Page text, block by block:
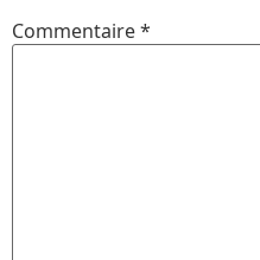
Commentaire*